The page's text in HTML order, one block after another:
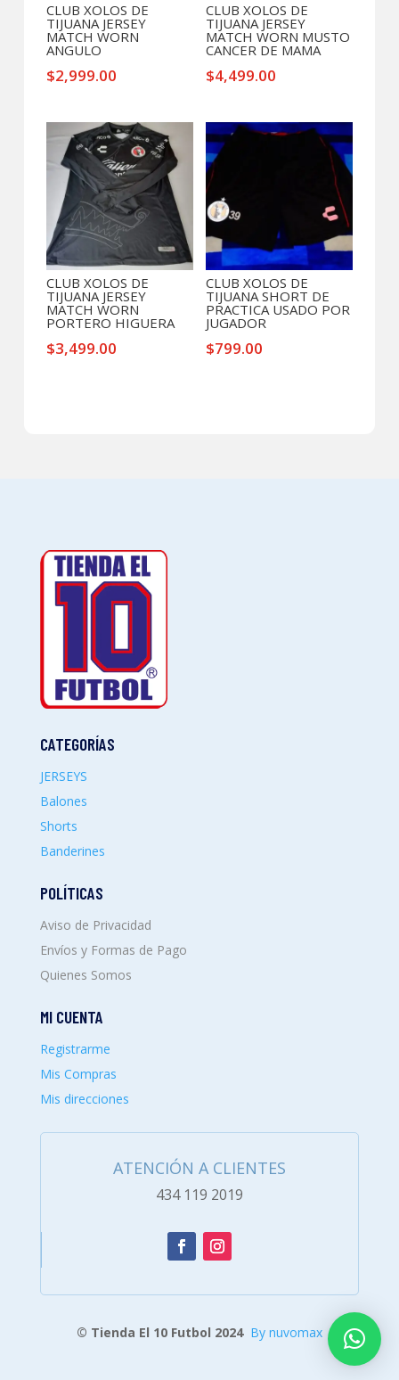
CLUB XOLOS DE
TIJUANA JERSEY
MATCH WORN
ANGULO
$2,999.00
CLUB XOLOS DE
TIJUANA JERSEY
MATCH WORN MUSTO
CANCER DE MAMA
$4,499.00
CLUB XOLOS DE
TIJUANA JERSEY
MATCH WORN
PORTERO HIGUERA
$3,499.00
CLUB XOLOS DE
TIJUANA SHORT DE
PRACTICA USADO POR
JUGADOR
$799.00
CATEGORÍAS
JERSEYS
Balones
Shorts
Banderines
POLÍTICAS
Aviso de Privacidad
Envíos y Formas de Pago
Quienes Somos
MI CUENTA
Registrarme
Mis Compras
Mis direcciones
ATENCIÓN A CLIENTES
434 119 2019
© Tienda El 10 Futbol 2024 By nuvomax